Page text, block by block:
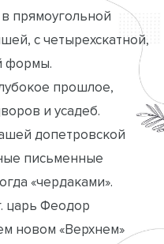
прямоугольной
с четырехскатной,
формы.
прошлое,
и усадеб.
допетровской
письменные
«чердаками».
царь Феодор
новом «Верхнем»